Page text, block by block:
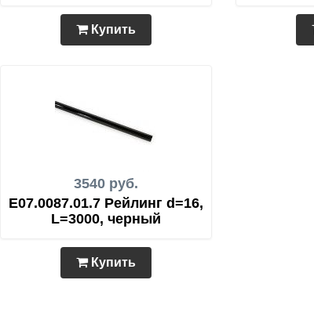
Купить
3540 руб.
E07.0087.01.7 Рейлинг d=16,
L=3000, черный
Купить